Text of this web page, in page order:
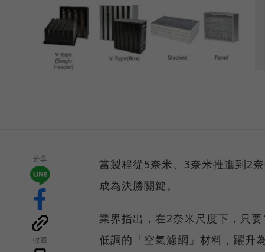
分享
收藏
當製程從5奈米、3奈米推進到2
成為決勝關鍵。
業界指出，在2奈米尺度下，只
低調的「空氣濾網」材料，躍升